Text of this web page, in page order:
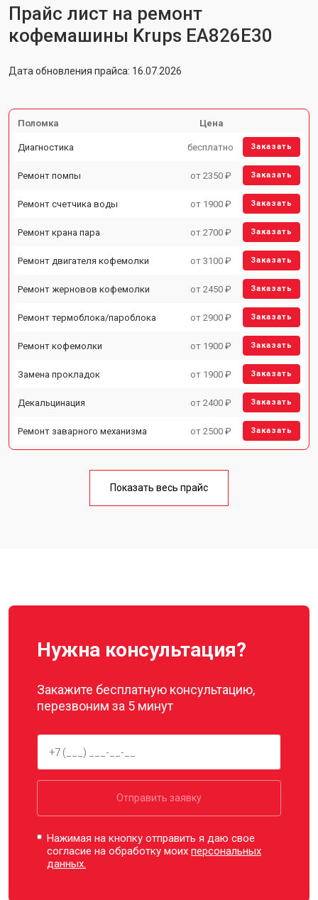
Прайс лист на ремонт
кофемашины Krups EA826E30
Дата обновления прайса: 16.07.2026
Поломка Цена
Диагностика бесплатно Заказать
Ремонт помпы от 2350 ₽ Заказать
Ремонт счетчика воды от 1900 ₽ Заказать
Ремонт крана пара от 2700 ₽ Заказать
Ремонт двигателя кофемолки от 3100 ₽ Заказать
Ремонт жерновов кофемолки от 2450 ₽ Заказать
Ремонт термоблока/пароблока от 2900 ₽ Заказать
Ремонт кофемолки от 1900 ₽ Заказать
Замена прокладок от 1900 ₽ Заказать
Декальцинация от 2400 ₽ Заказать
Ремонт заварного механизма от 2500 ₽ Заказать
Показать весь прайс
Нужна консультация?
Закажите бесплатную консультацию,
перезвоним за 5 минут
Отправить заявку
Нажимая на кнопку отправить я даю свое
согласие на обработку моихперсональных
данных.